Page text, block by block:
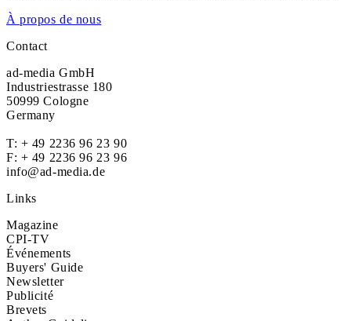
À propos de nous
Contact
ad-media GmbH
Industriestrasse 180
50999 Cologne
Germany
T: + 49 2236 96 23 90
F: + 49 2236 96 23 96
info@ad-media.de
Links
Magazine
CPI-TV
Événements
Buyers' Guide
Newsletter
Publicité
Brevets